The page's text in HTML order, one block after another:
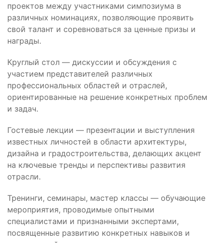
проектов между участниками симпозиума в
различных номинациях, позволяющие проявить
свой талант и соревноваться за ценные призы и
награды.
Круглый стол — дискуссии и обсуждения с
участием представителей различных
профессиональных областей и отраслей,
ориентированные на решение конкретных проблем
и задач.
Гостевые лекции — презентации и выступления
известных личностей в области архитектуры,
дизайна и градостроительства, делающих акцент
на ключевые тренды и перспективы развития
отрасли.
Тренинги, семинары, мастер классы — обучающие
мероприятия, проводимые опытными
специалистами и признанными экспертами,
посвященные развитию конкретных навыков и